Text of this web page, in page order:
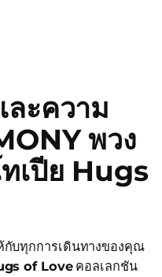
ะความ
พวง
เปีย Hugs
กับทุกการเดินทางของคุณ
of Loveคอลเลกชัน